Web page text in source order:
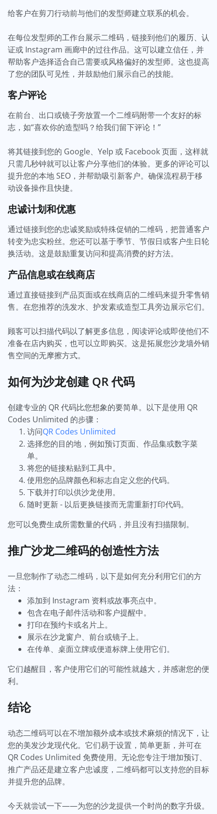
给客户在剪刀行动前与他们的发型师建立联系的机会。
在每位发型师的工作台展示二维码，链接到他们的履历、认
证或 Instagram 画廊中的过往作品。这可以建立信任，并
帮助客户选择适合自己需要或风格偏好的发型师。这也提高
了您的团队可见性，并鼓励他们展示自己的技能。
客户评论
在前台、出口或镜子旁放置一个二维码附带一个友好的标
志，如“喜欢你的造型吗？给我们留下评论！”
将其链接到您的 Google、Yelp 或 Facebook 页面，这样就
只需几秒钟就可以让客户分享他们的体验。更多的评论可以
提升您的本地 SEO，并帮助吸引新客户。确保流程易于移
动设备操作且快捷。
忠诚计划和优惠
通过链接到您的忠诚奖励或特殊促销的二维码，把普通客户
转变为忠实粉丝。您还可以基于季节、节假日或客户生日轮
换活动。这是鼓励重复访问和提高消费的好方法。
产品信息或在线商店
通过直接链接到产品页面或在线商店的二维码来提升零售销
售。在您推荐的洗发水、护发素或造型工具旁边展示它们。
顾客可以扫描代码以了解更多信息，阅读评论或即使他们不
准备在店内购买，也可以立即购买。这是拓展您沙龙墙外销
售空间的无摩擦方式。
如何为沙龙创建 QR 代码
创建专业的 QR 代码比您想象的要简单。以下是使用 QR
Codes Unlimited 的步骤：
访问QR Codes Unlimited
选择您的目的地，例如预订页面、作品集或数字菜
单。
将您的链接粘贴到工具中。
使用您的品牌颜色和标志自定义您的代码。
下载并打印以供沙龙使用。
随时更新 - 以后更换链接而无需重新打印代码。
您可以免费生成所需数量的代码，并且没有扫描限制。
推广沙龙二维码的创造性方法
一旦您制作了动态二维码，以下是如何充分利用它们的方
法：
添加到 Instagram 资料或故事亮点中。
包含在电子邮件活动和客户提醒中。
打印在预约卡或名片上。
展示在沙龙窗户、前台或镜子上。
在传单、桌面立牌或便道标牌上使用它们。
它们越醒目，客户使用它们的可能性就越大，并感谢您的便
利。
结论
动态二维码可以在不增加额外成本或技术麻烦的情况下，让
您的美发沙龙现代化。它们易于设置，简单更新，并可在
QR Codes Unlimited 免费使用。无论您专注于增加预订、
推广产品还是建立客户忠诚度，二维码都可以支持您的目标
并提升您的品牌。
今天就尝试一下——为您的沙龙提供一个时尚的数字升级。